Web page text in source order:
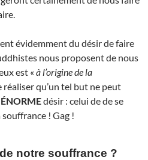
évidemment du désir de faire
nous proposent de nous
est « à l’origine de la
réaliser qu’un tel but ne peut
ÉNORMEdésir : celui de de se
! Gag !
notre souffrance ?